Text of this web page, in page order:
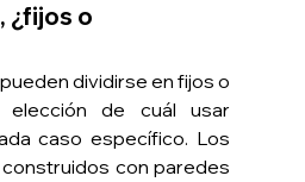
¿fijos o
dividirse en fijos o
de cuál usar
caso específico. Los
con paredes